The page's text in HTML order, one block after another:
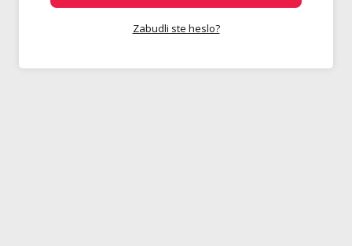
Zabudli ste heslo?